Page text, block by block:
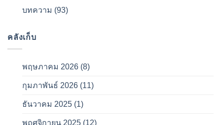
บทความ (93)
คลังเก็บ
พฤษภาคม 2026 (8)
กุมภาพันธ์ 2026 (11)
ธันวาคม 2025 (1)
พฤศจิกายน 2025 (12)